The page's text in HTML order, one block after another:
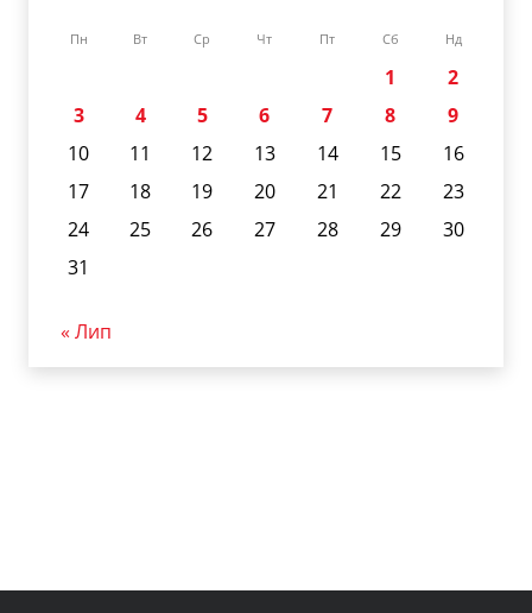
Пн Вт Ср Чт Пт Сб Нд
1
2
3
4 5 6 7 8
9
10
11 12 13 14 15
16
17
18 19 20 21 22
23
24
25 26 27 28 29
30
31
« Лип